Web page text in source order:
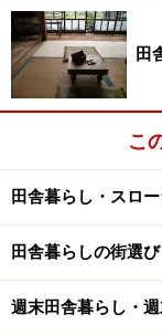
敷地環境を生かし
よさそう！
「あとは、子ど
か、学生の頃よ
あるところもよ
地を見るなんて
く地元の不動産
出会いが何より
田
こ
田舎暮らし・スロ
田舎暮らしの街選
週末田舎暮らし・